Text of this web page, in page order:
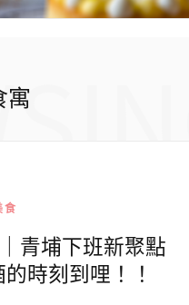
k a
寓
食
青埔下班新聚點
時刻到哩！！